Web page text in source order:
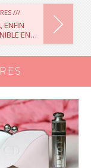
///
ENFIN
EN